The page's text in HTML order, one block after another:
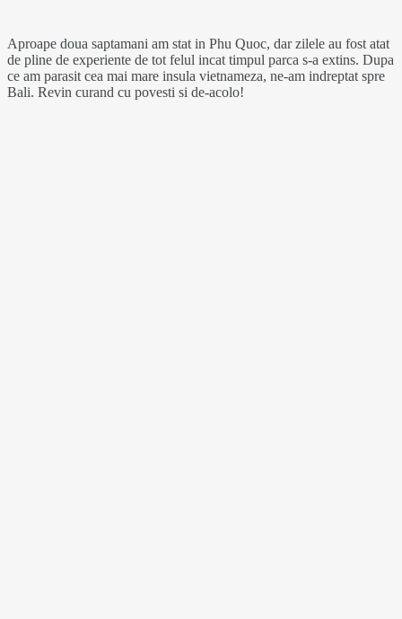
Aproape doua saptamani am stat in Phu Quoc, dar zilele au fost atat
de pline de experiente de tot felul incat timpul parca s-a extins. Dupa
ce am parasit cea mai mare insula vietnameza, ne-am indreptat spre
Bali. Revin curand cu povesti si de-acolo!